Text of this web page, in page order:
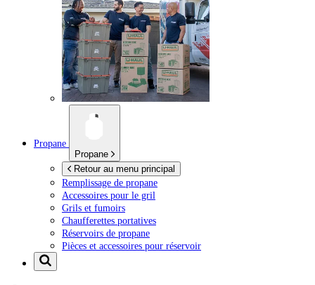
Propane
Propane
Retour au menu principal
Remplissage de propane
Accessoires pour le gril
Grils et fumoirs
Chaufferettes portatives
Réservoirs de propane
Pièces et accessoires pour réservoir